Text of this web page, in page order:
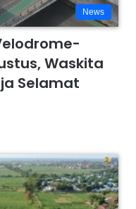
News
Waskita
Selamat